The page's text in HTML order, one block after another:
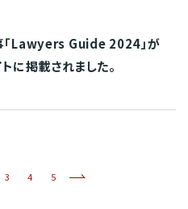
「Lawyers Guide 2024」が
掲載されました。
3 4 5 次へ